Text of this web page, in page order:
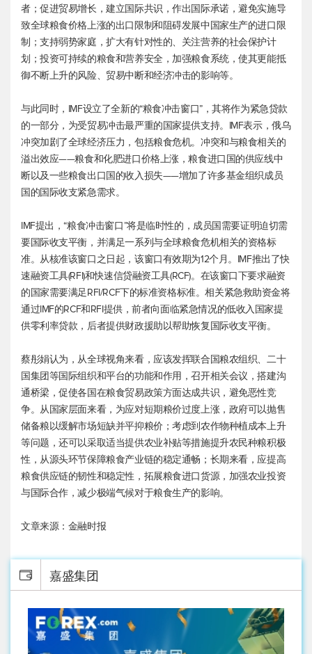
者；促进贸易增长，建立国际共识，作出国际承诺，避免实施导
致全球粮食价格上涨的出口限制和阻碍发展中国家生产的进口限
制；支持弱势家庭，扩大有针对性的、关注营养的社会保护计
划；投资可持续的粮食和营养安全，加强粮食系统，使其更能抵
御不断上升的风险、贸易中断和经济冲击的影响等。
与此同时，IMF设立了全新的“粮食冲击窗口”，其将作为紧急贷款
的一部分，为受贸易冲击最严重的国家提供支持。IMF表示，俄乌
冲突加剧了全球经济压力，包括粮食危机。冲突和与粮食相关的
溢出效应——粮食和化肥进口价格上涨，粮食进口国的供应线中
断以及一些粮食出口国的收入损失——增加了许多基金组织成员
国的国际收支紧急需求。
IMF提出，“粮食冲击窗口”将是临时性的，成员国需要证明迫切需
要国际收支平衡，并满足一系列与全球粮食危机相关的资格标
准。从核准该窗口之日起，该窗口有效期为12个月。IMF推出了快
速融资工具(RFI)和快速信贷融资工具(RCF)。在该窗口下要求融资
的国家需要满足RFI/RCF下的标准资格标准。相关紧急救助资金将
通过IMF的RCF和RFI提供，前者向面临紧急情况的低收入国家提
供零利率贷款，后者提供财政援助以帮助恢复国际收支平衡。
蔡彤娟认为，从全球视角来看，应该发挥联合国粮农组织、二十
国集团等国际组织和平台的功能和作用，召开相关会议，搭建沟
通桥梁，促使各国在粮食贸易政策方面达成共识，避免恶性竞
争。从国家层面来看，为应对短期粮价过度上涨，政府可以抛售
储备粮以缓解市场短缺并平抑粮价；考虑到农作物种植成本上升
等问题，还可以采取适当提供农业补贴等措施提升农民种粮积极
性，从源头环节保障粮食产业链的稳定通畅；长期来看，应提高
粮食供应链的韧性和稳定性，拓展粮食进口货源，加强农业投资
与国际合作，减少极端气候对于粮食生产的影响。
文章来源：金融时报
嘉盛集团